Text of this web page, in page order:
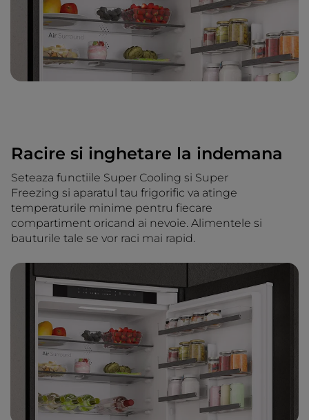
Racire si inghetare la indemana
Seteaza functiile Super Cooling si Super
Freezing si aparatul tau frigorific va atinge
temperaturile minime pentru fiecare
compartiment oricand ai nevoie. Alimentele si
bauturile tale se vor raci mai rapid.